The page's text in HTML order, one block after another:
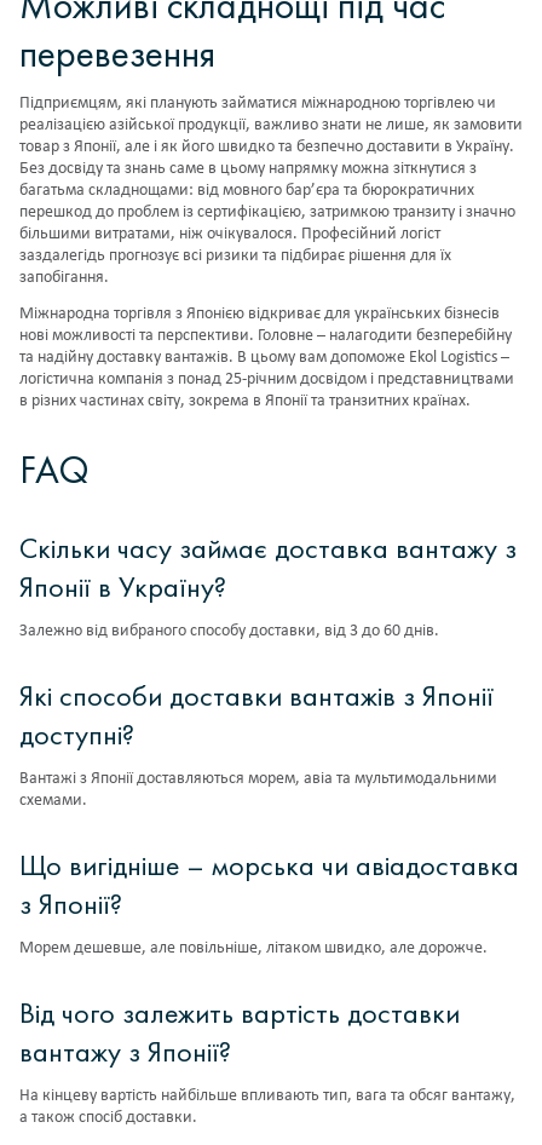
перевезення
Підприємцям, які планують займатися міжнародною торгівлею чи
реалізацією азійської продукції, важливо знати не лише, як замовити
товар з Японії, але і як його швидко та безпечно доставити в Україну.
Без досвіду та знань саме в цьому напрямку можна зіткнутися з
багатьма складнощами: від мовного бар’єра та бюрократичних
перешкод до проблем із сертифікацією, затримкою транзиту і значно
більшими витратами, ніж очікувалося. Професійний логіст
заздалегідь прогнозує всі ризики та підбирає рішення для їх
запобігання.
Міжнародна торгівля з Японією відкриває для українських бізнесів
нові можливості та перспективи. Головне – налагодити безперебійну
та надійну доставку вантажів. В цьому вам допоможе Ekol Logistics –
логістична компанія з понад 25-річним досвідом і представництвами
в різних частинах світу, зокрема в Японії та транзитних країнах.
FAQ
Скільки часу займає доставка вантажу з
Японії в Україну?
Залежно від вибраного способу доставки, від 3 до 60 днів.
Які способи доставки вантажів з Японії
доступні?
Вантажі з Японії доставляються морем, авіа та мультимодальними
схемами.
Що вигідніше – морська чи авіадоставка
з Японії?
Морем дешевше, але повільніше, літаком швидко, але дорожче.
Від чого залежить вартість доставки
вантажу з Японії?
На кінцеву вартість найбільше впливають тип, вага та обсяг вантажу,
а також спосіб доставки.